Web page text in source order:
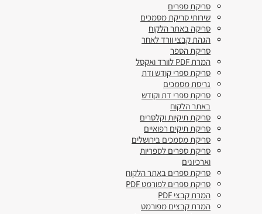
סריקת ספרים
שירותי סריקת מסמכים
סריקה באתר הלקוח
הגהת קבצי וורד לאחר
סריקת הספר
המרת PDF לוורד ואקסל
סריקת ספרי קודש ודת
גריסת מסמכים
סריקת ספרי דת וקודש
באתר הלקוח
סריקת תיקיות וקלסרים
סריקת תיקים רפואיים
סריקת מסמכים בירושלים
סריקת ספרים לספריות
וארכיונים
סריקת ספרים באתר הלקוח
סריקת ספרים לפורמט PDF
המרת קבצי PDF
המרת קבצים מפורמט